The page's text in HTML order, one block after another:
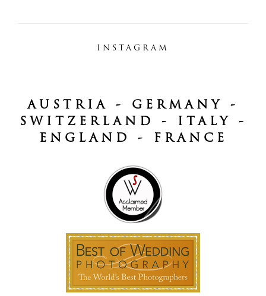
INSTAGRAM
AUSTRIA - GERMANY -
SWITZERLAND - ITALY -
ENGLAND - FRANCE